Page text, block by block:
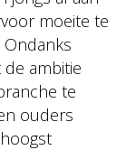
moeite te
ambitie
te
ouders